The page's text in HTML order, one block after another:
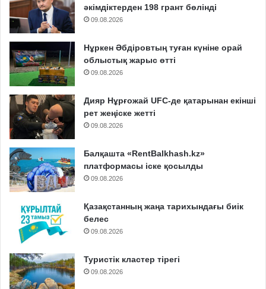
әкімдіктерден 198 грант бөлінді
09.08.2026
Нұркен Әбдіровтың туған күніне орай
облыстық жарыс өтті
09.08.2026
Дияр Нұрғожай UFC-де қатарынан екінші
рет жеңіске жетті
09.08.2026
Балқашта «RentBalkhash.kz»
платформасы іске қосылды
09.08.2026
Қазақстанның жаңа тарихындағы биік
белес
09.08.2026
Туристік кластер тірегі
09.08.2026